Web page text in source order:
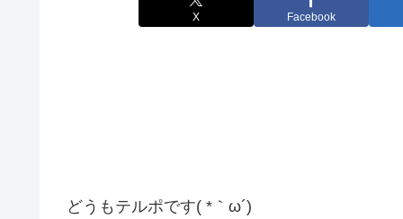
X Facebook
どうもテルポです( *｀ω´)